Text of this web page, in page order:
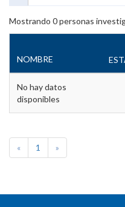
Mostrando 0personas
NOMBRE
No hay datos
disponibles
« 1 »